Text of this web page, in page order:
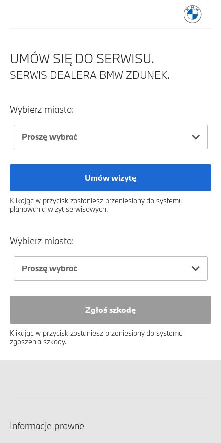
UMÓW SIĘ DO SERWISU.
SERWIS DEALERA BMW ZDUNEK.
Wybierz miasto:
Proszę wybrać
Umów wizytę
Klikając w przycisk zostaniesz przeniesiony do systemu
planowania wizyt serwisowych.
Wybierz miasto:
Proszę wybrać
Zgłoś szkodę
Klikając w przycisk zostaniesz przeniesiony do systemu
zgoszenia szkody.
Informacje prawne